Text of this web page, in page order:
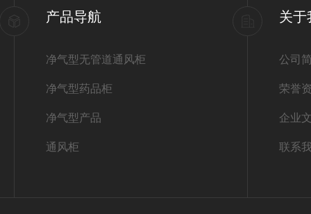
产品导航
净气型无管道通风柜
净气型药品柜
净气型产品
通风柜
关于
公司
荣誉
企业
联系